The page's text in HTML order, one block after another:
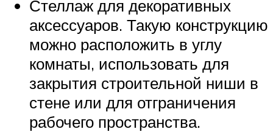
Стеллаж для декоративных
аксессуаров. Такую конструкцию
можно расположить в углу
комнаты, использовать для
закрытия строительной ниши в
стене или для отграничения
рабочего пространства.